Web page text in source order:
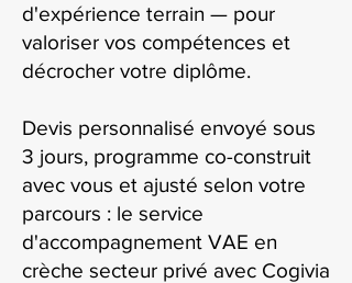
d'expérience terrain — pour
valoriser vos compétences et
décrocher votre diplôme.
Devis personnalisé envoyé sous
3 jours, programme co-construit
avec vous et ajusté selon votre
parcours : le service
d'accompagnement VAE en
crèche secteur privé avec Cogivia